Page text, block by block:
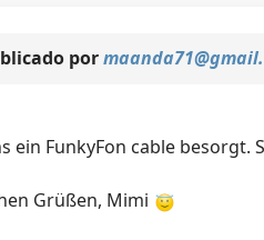
por
ein FunkyFon cable
Grüßen, Mimi